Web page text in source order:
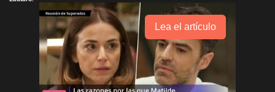
Lea el artículo